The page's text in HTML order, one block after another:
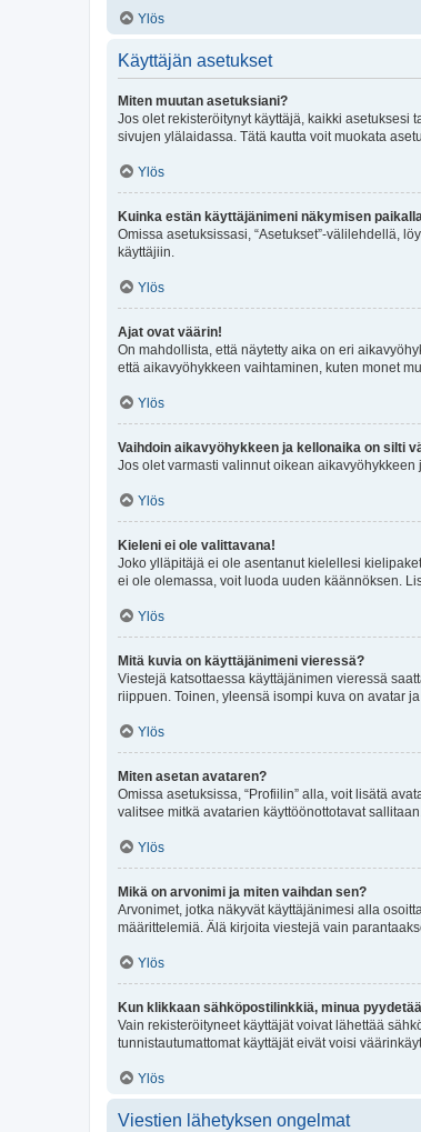
Ylös
Käyttäjän asetukset
Miten muutan asetuksiani?
Jos olet rekisteröitynyt käyttäjä, kaikki
sivujen ylälaidassa. Tätä kautta voit muokata
Ylös
Kuinka estän käyttäjänimeni näkymisen
Omissa asetuksissasi, “Asetukset”-välilehdellä,
käyttäjiin.
Ylös
Ajat ovat väärin!
On mahdollista, että näytetty aika on eri
että aikavyöhykkeen vaihtaminen, kuten monet
Ylös
Vaihdoin aikavyöhykkeen ja kellonaika on silti
Jos olet varmasti valinnut oikean
Ylös
Kieleni ei ole valittavana!
Joko ylläpitäjä ei ole asentanut kielellesi
ei ole olemassa, voit luoda uuden käännöksen.
Ylös
Mitä kuvia on käyttäjänimeni vieressä?
Viestejä katsottaessa käyttäjänimen vieressä
riippuen. Toinen, yleensä isompi kuva on avatar
Ylös
Miten asetan avataren?
Omissa asetuksissa, “Profiilin” alla, voit lisätä
valitsee mitkä avatarien käyttöönottotavat
Ylös
Mikä on arvonimi ja miten vaihdan sen?
Arvonimet, jotka näkyvät käyttäjänimesi alla
määrittelemiä. Älä kirjoita viestejä vain
Ylös
Kun klikkaan sähköpostilinkkiä, minua
Vain rekisteröityneet käyttäjät voivat lähettää
tunnistautumattomat käyttäjät eivät voisi
Ylös
Viestien lähetyksen ongelmat